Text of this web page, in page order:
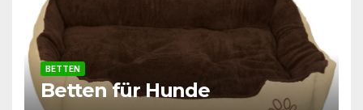
BETTEN
Betten für Hunde